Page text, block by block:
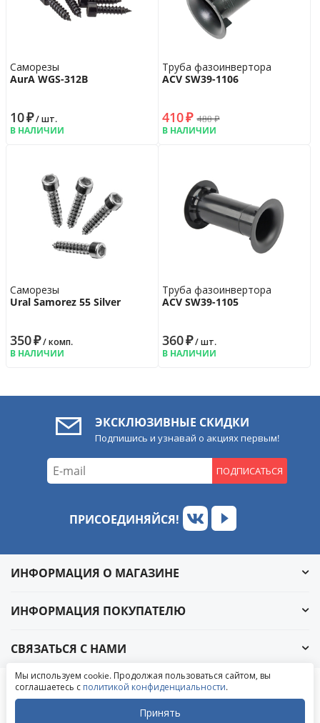
Саморезы
AurA WGS-312B
10₽/ шт.
В НАЛИЧИИ
Труба фазоинвертора
ACV SW39-1106
410₽ 480₽
В НАЛИЧИИ
Саморезы
Ural Samorez 55 Silver
350₽/ комп.
В НАЛИЧИИ
Труба фазоинвертора
ACV SW39-1105
360₽/ шт.
В НАЛИЧИИ
ЭКСКЛЮЗИВНЫЕ СКИДКИ
Подпишись и узнавай о акциях первым!
ПОДПИСАТЬСЯ
ПРИСОЕДИНЯЙСЯ!
ИНФОРМАЦИЯ О МАГАЗИНЕ
ИНФОРМАЦИЯ ПОКУПАТЕЛЮ
СВЯЗАТЬСЯ С НАМИ
© 2004-2026 «УралАвтоСаунд»
Написать в ВКонтакте
Написать в MAX
Мы используем cookie. Продолжая пользоваться сайтом, вы
соглашаетесь с политикой конфиденциальности.
Принять